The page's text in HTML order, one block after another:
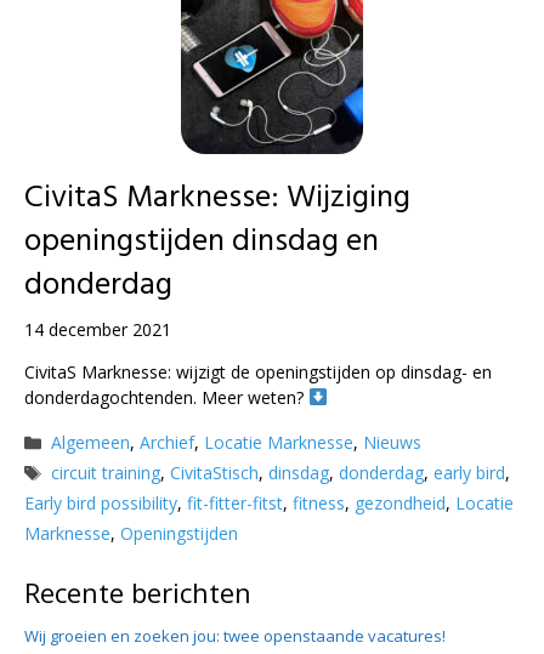
CivitaS Marknesse: Wijziging
openingstijden dinsdag en
donderdag
14 december 2021
CivitaS Marknesse: wijzigt de openingstijden op dinsdag- en
donderdagochtenden. Meer weten?
Categorieën
Algemeen,Archief, Locatie Marknesse, Nieuws
Tags
circuit training,CivitaStisch,dinsdag,donderdag,early bird,
Early bird possibility, fit-fitter-fitst, fitness, gezondheid, Locatie
Marknesse, Openingstijden
Recente berichten
Wij groeien en zoeken jou: twee openstaande vacatures!